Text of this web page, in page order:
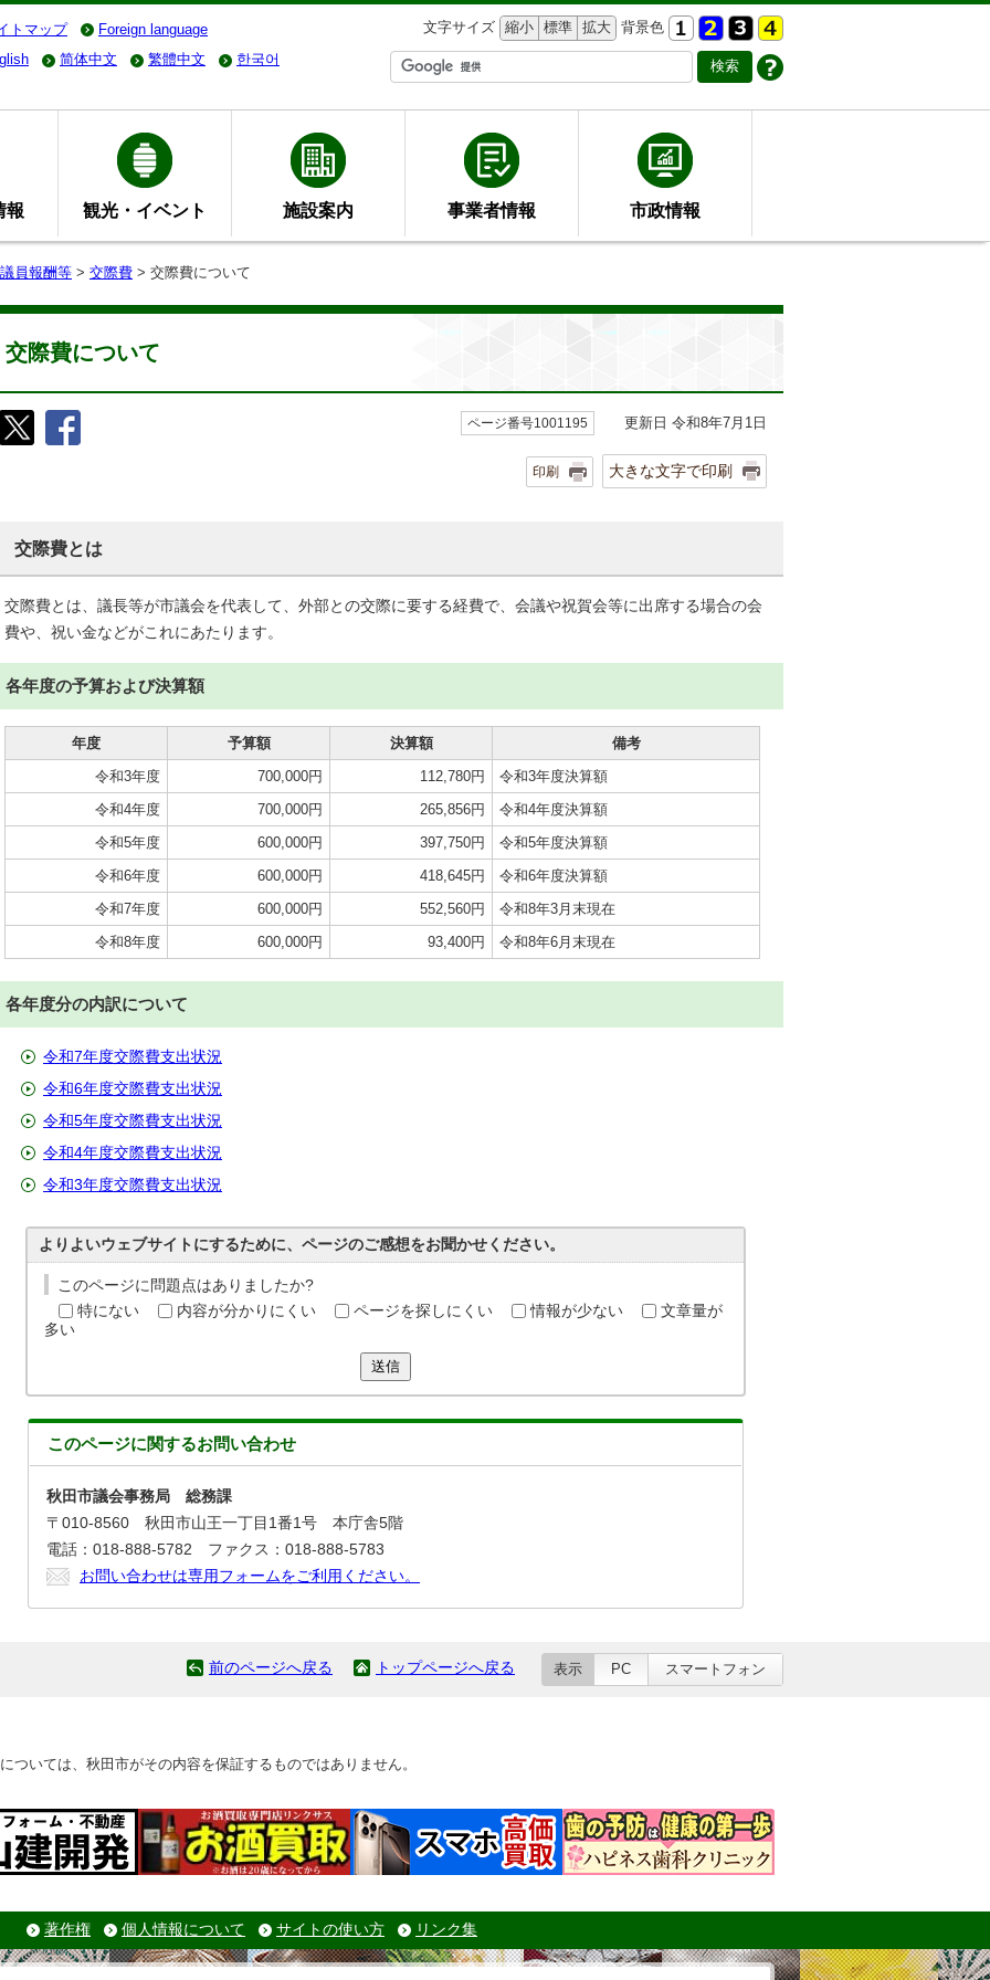
トマップ Foreign language 文字サイズ 縮小 標準 拡大 背景色
简体中文 繁體中文 한국어
報 観光・イベント 施設案内 事業者情報 市政情報
議員報酬等 > 交際費 > 交際費について
交際費について
ページ番号1001195 更新日 令和8年7月1日
印刷 大きな文字で印刷
交際費とは
交際費とは、議長等が市議会を代表して、外部との交際に要する経費で、会議や祝賀会等に出席する場合の会
費や、祝い金などがこれにあたります。
各年度の予算および決算額
年度 予算額 決算額
備考
令和3年度
700,000円 112,780円
令和3年度決算額
令和4年度
700,000円 265,856円
令和4年度決算額
令和5年度
600,000円 397,750円
令和5年度決算額
令和6年度
600,000円 418,645円
令和6年度決算額
令和7年度
600,000円 552,560円
令和8年3月末現在
令和8年度
600,000円 93,400円 令和8年6月末現在
各年度分の内訳について
令和7年度交際費支出状況
令和6年度交際費支出状況
令和5年度交際費支出状況
令和4年度交際費支出状況
令和3年度交際費支出状況
よりよいウェブサイトにするために、ページのご感想をお聞かせください。
このページに問題点はありましたか?
特にない
内容が分かりにくい ページを探しにくい 情報が少ない
文章量が
多い
送信
このページに関するお問い合わせ
秋田市議会事務局 総務課
〒010-8560 秋田市山王一丁目1番1号 本庁舎5階
電話：018-888-5782 ファクス：018-888-5783
お問い合わせは専用フォームをご利用ください。
前のページへ戻る トップページへ戻る 表示 PC スマートフォン
ついては、秋田市がその内容を保証するものではありません。
著作権 個人情報について サイトの使い方 リンク集